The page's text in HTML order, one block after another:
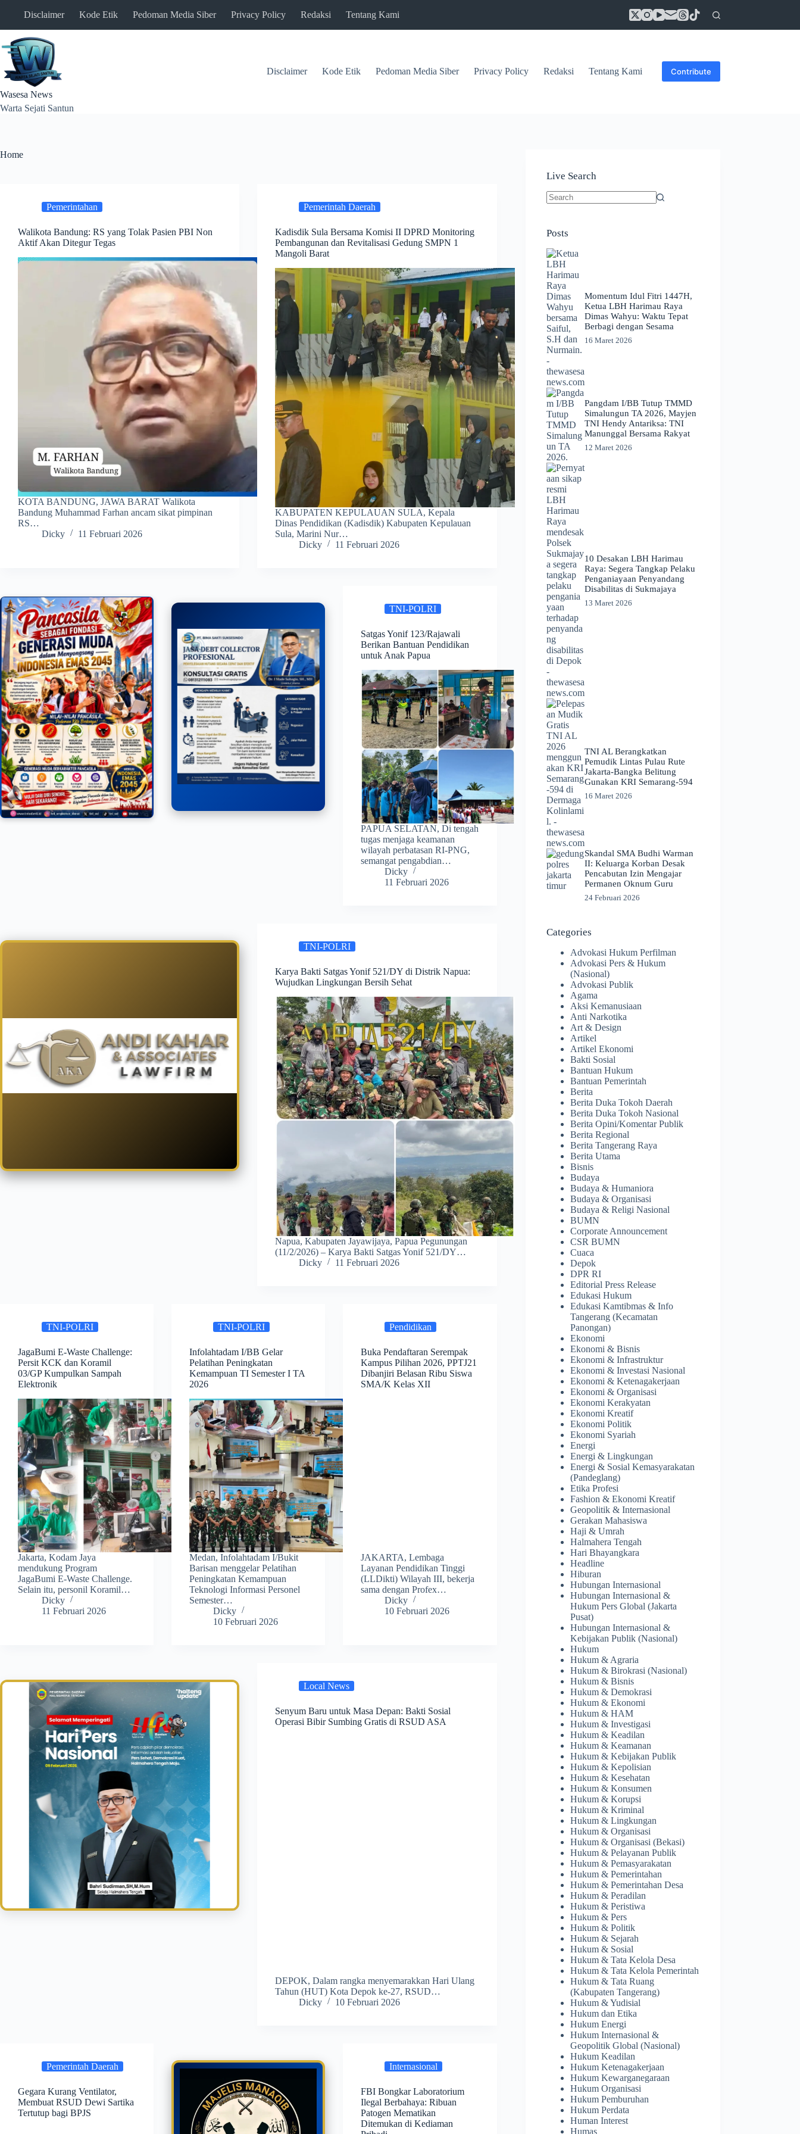
Disclaimer Kode Etik Pedoman Media Siber Privacy Policy Redaksi Tentang Kami
Wasesa News
Warta Sejati Santun
Disclaimer Kode Etik Pedoman Media Siber Privacy Policy Redaksi Tentang Kami Contribute
Home
Pemerintahan
Walikota Bandung: RS yang Tolak Pasien PBI Non
Aktif Akan Ditegur Tegas
KOTA BANDUNG, JAWA BARAT Walikota
Bandung Muhammad Farhan ancam sikat pimpinan
RS…
Dicky
11 Februari 2026
Pemerintah Daerah
Kadisdik Sula Bersama Komisi II DPRD Monitoring
Pembangunan dan Revitalisasi Gedung SMPN 1
Mangoli Barat
KABUPATEN KEPULAUAN SULA, Kepala
Dinas Pendidikan (Kadisdik) Kabupaten Kepulauan
Sula, Marini Nur…
Dicky
11 Februari 2026
TNI-POLRI
Satgas Yonif 123/Rajawali
Berikan Bantuan Pendidikan
untuk Anak Papua
PAPUA SELATAN, Di tengah
tugas menjaga keamanan
wilayah perbatasan RI-PNG,
semangat pengabdian…
Dicky
11 Februari 2026
TNI-POLRI
Karya Bakti Satgas Yonif 521/DY di Distrik Napua:
Wujudkan Lingkungan Bersih Sehat
Napua, Kabupaten Jayawijaya, Papua Pegunungan
(11/2/2026) – Karya Bakti Satgas Yonif 521/DY…
Dicky
11 Februari 2026
TNI-POLRI
JagaBumi E-Waste Challenge:
Persit KCK dan Koramil
03/GP Kumpulkan Sampah
Elektronik
Jakarta, Kodam Jaya
mendukung Program
JagaBumi E-Waste Challenge.
Selain itu, personil Koramil…
Dicky
11 Februari 2026
TNI-POLRI
Infolahtadam I/BB Gelar
Pelatihan Peningkatan
Kemampuan TI Semester I TA
2026
Medan, Infolahtadam I/Bukit
Barisan menggelar Pelatihan
Peningkatan Kemampuan
Teknologi Informasi Personel
Semester…
Dicky
10 Februari 2026
Pendidikan
Buka Pendaftaran Serempak
Kampus Pilihan 2026, PPTJ21
Dibanjiri Belasan Ribu Siswa
SMA/K Kelas XII
JAKARTA, Lembaga
Layanan Pendidikan Tinggi
(LLDikti) Wilayah III, bekerja
sama dengan Profex…
Dicky
10 Februari 2026
Local News
Senyum Baru untuk Masa Depan: Bakti Sosial
Operasi Bibir Sumbing Gratis di RSUD ASA
DEPOK, Dalam rangka menyemarakkan Hari Ulang
Tahun (HUT) Kota Depok ke-27, RSUD…
Dicky
10 Februari 2026
Pemerintah Daerah
Gegara Kurang Ventilator,
Membuat RSUD Dewi Sartika
Tertutup bagi BPJS
Internasional
FBI Bongkar Laboratorium
Ilegal Berbahaya: Ribuan
Patogen Mematikan
Ditemukan di Kediaman
Live Search
Posts
Momentum Idul Fitri 1447H,
Ketua LBH Harimau Raya
Dimas Wahyu: Waktu Tepat
Berbagi dengan Sesama
16 Maret 2026
Pangdam I/BB Tutup TMMD
Simalungun TA 2026, Mayjen
TNI Hendy Antariksa: TNI
Manunggal Bersama Rakyat
12 Maret 2026
​10 Desakan LBH Harimau
Raya: Segera Tangkap Pelaku
Penganiayaan Penyandang
Disabilitas di Sukmajaya
13 Maret 2026
TNI AL Berangkatkan
Pemudik Lintas Pulau Rute
Jakarta-Bangka Belitung
Gunakan KRI Semarang-594
16 Maret 2026
Skandal SMA Budhi Warman
II: Keluarga Korban Desak
Pencabutan Izin Mengajar
Permanen Oknum Guru
24 Februari 2026
Categories
Advokasi Hukum Perfilman
Advokasi Pers & Hukum
(Nasional)
Advokasi Publik
Agama
Aksi Kemanusiaan
Anti Narkotika
Art & Design
Artikel
Artikel Ekonomi
Bakti Sosial
Bantuan Hukum
Bantuan Pemerintah
Berita
Berita Duka Tokoh Daerah
Berita Duka Tokoh Nasional
Berita Opini/Komentar Publik
Berita Regional
Berita Tangerang Raya
Berita Utama
Bisnis
Budaya
Budaya & Humaniora
Budaya & Organisasi
Budaya & Religi Nasional
BUMN
Corporate Announcement
CSR BUMN
Cuaca
Depok
DPR RI
Editorial Press Release
Edukasi Hukum
Edukasi Kamtibmas & Info
Tangerang (Kecamatan
Panongan)
Ekonomi
Ekonomi & Bisnis
Ekonomi & Infrastruktur
Ekonomi & Investasi Nasional
Ekonomi & Ketenagakerjaan
Ekonomi & Organisasi
Ekonomi Kerakyatan
Ekonomi Kreatif
Ekonomi Politik
Ekonomi Syariah
Energi
Energi & Lingkungan
Energi & Sosial Kemasyarakatan
(Pandeglang)
Etika Profesi
Fashion & Ekonomi Kreatif
Geopolitik & Internasional
Gerakan Mahasiswa
Haji & Umrah
Halmahera Tengah
Hari Bhayangkara
Headline
Hiburan
Hubungan Internasional
Hubungan Internasional &
Hukum Pers Global (Jakarta
Pusat)
Hubungan Internasional &
Kebijakan Publik (Nasional)
Hukum
Hukum & Agraria
Hukum & Birokrasi (Nasional)
Hukum & Bisnis
Hukum & Demokrasi
Hukum & Ekonomi
Hukum & HAM
Hukum & Investigasi
Hukum & Keadilan
Hukum & Keamanan
Hukum & Kebijakan Publik
Hukum & Kepolisian
Hukum & Kesehatan
Hukum & Konsumen
Hukum & Korupsi
Hukum & Kriminal
Hukum & Lingkungan
Hukum & Organisasi
Hukum & Organisasi (Bekasi)
Hukum & Pelayanan Publik
Hukum & Pemasyarakatan
Hukum & Pemerintahan
Hukum & Pemerintahan Desa
Hukum & Peradilan
Hukum & Peristiwa
Hukum & Pers
Hukum & Politik
Hukum & Sejarah
Hukum & Sosial
Hukum & Tata Kelola Desa
Hukum & Tata Kelola Pemerintah
Hukum & Tata Ruang
(Kabupaten Tangerang)
Hukum & Yudisial
Hukum dan Etika
Hukum Energi
Hukum Internasional &
Geopolitik Global (Nasional)
Hukum Keadilan
Hukum Ketenagakerjaan
Hukum Kewarganegaraan
Hukum Organisasi
Hukum Pemburuhan
Hukum Perdata
Human Interest
Humas